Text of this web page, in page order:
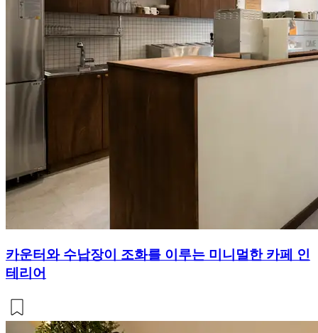
카운터와 수납장이 조화를 이루는 미니멀한 카페 인
테리어